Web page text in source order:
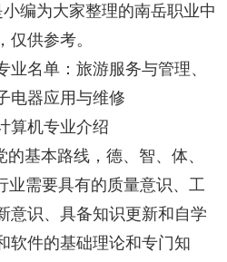
编为大家整理的南岳职业中
供参考。
名单：旅游服务与管理、
电器应用与维修
算机专业介绍
基本路线，德、智、体、
业需要具有的质量意识、工
意识、具备知识更新和自学
软件的基础理论和专门知